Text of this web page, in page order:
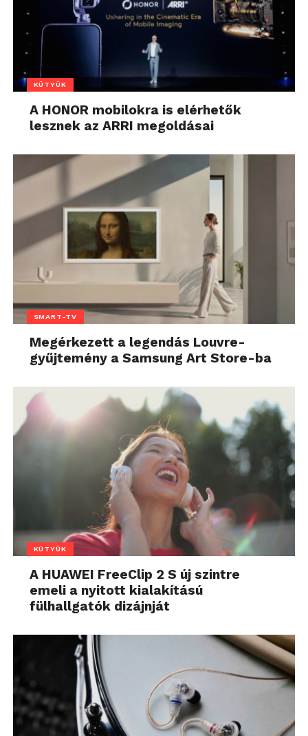
KÜTYÜK
A HONOR mobilokra is elérhetők
lesznek az ARRI megoldásai
SMART-TV
Megérkezett a legendás Louvre-
gyűjtemény a Samsung Art Store-ba
KÜTYÜK
A HUAWEI FreeClip 2 S új szintre
emeli a nyitott kialakítású
fülhallgatók dizájnját